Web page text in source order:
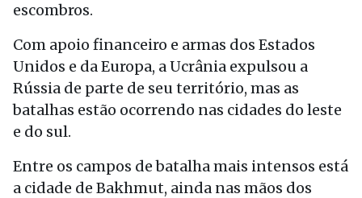
escombros.
Com apoio financeiro e armas dos Estados
Unidos e da Europa, a Ucrânia expulsou a
Rússia de parte de seu território, mas as
batalhas estão ocorrendo nas cidades do leste
e do sul.
Entre os campos de batalha mais intensos está
a cidade de Bakhmut, ainda nas mãos dos